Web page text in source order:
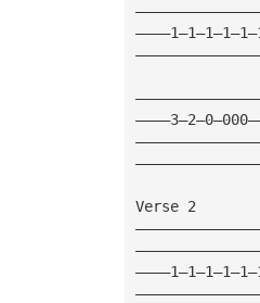
Verse 2